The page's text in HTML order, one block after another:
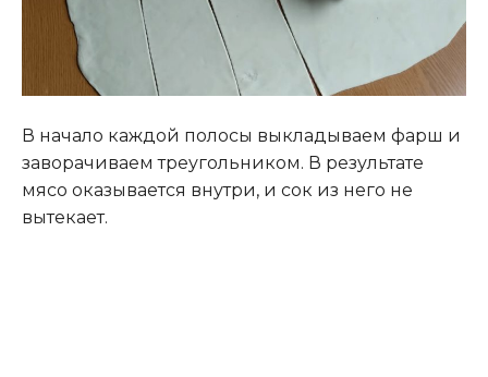
В начало каждой полосы выкладываем фарш и
заворачиваем треугольником. В результате
мясо оказывается внутри, и сок из него не
вытекает.